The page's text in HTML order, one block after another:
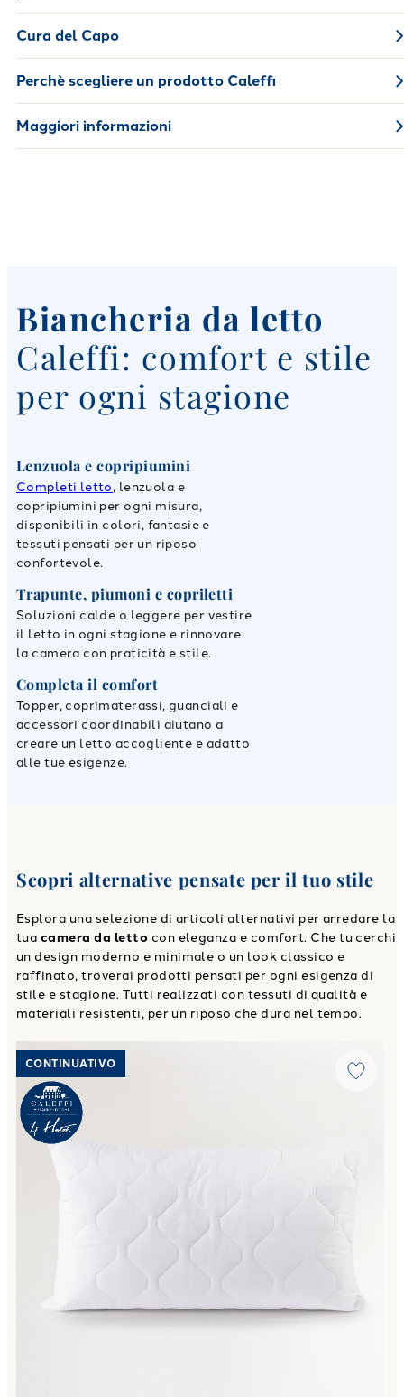
Cura del Capo
Perchè scegliere un prodotto Caleffi
Maggiori informazioni
Biancheria da letto
Caleffi: comfort e stile
per ogni stagione
Lenzuola e copripiumini
Completi letto, lenzuola e
copripiumini per ogni misura,
disponibili in colori, fantasie e
tessuti pensati per un riposo
confortevole.
Trapunte, piumoni e copriletti
Soluzioni calde o leggere per vestire
il letto in ogni stagione e rinnovare
la camera con praticità e stile.
Completa il comfort
Topper, coprimaterassi, guanciali e
accessori coordinabili aiutano a
creare un letto accogliente e adatto
alle tue esigenze.
Scopri alternative pensate per il tuo stile
Esplora una selezione di articoli alternativi per arredare la
tua camera da letto con eleganza e comfort. Che tu cerchi
un design moderno e minimale o un look classico e
raffinato, troverai prodotti pensati per ogni esigenza di
stile e stagione. Tutti realizzati con tessuti di qualità e
materiali resistenti, per un riposo che dura nel tempo.
Link to "Copriguanciale Premium Antiacaro in Cotone
CONTINUATIVO